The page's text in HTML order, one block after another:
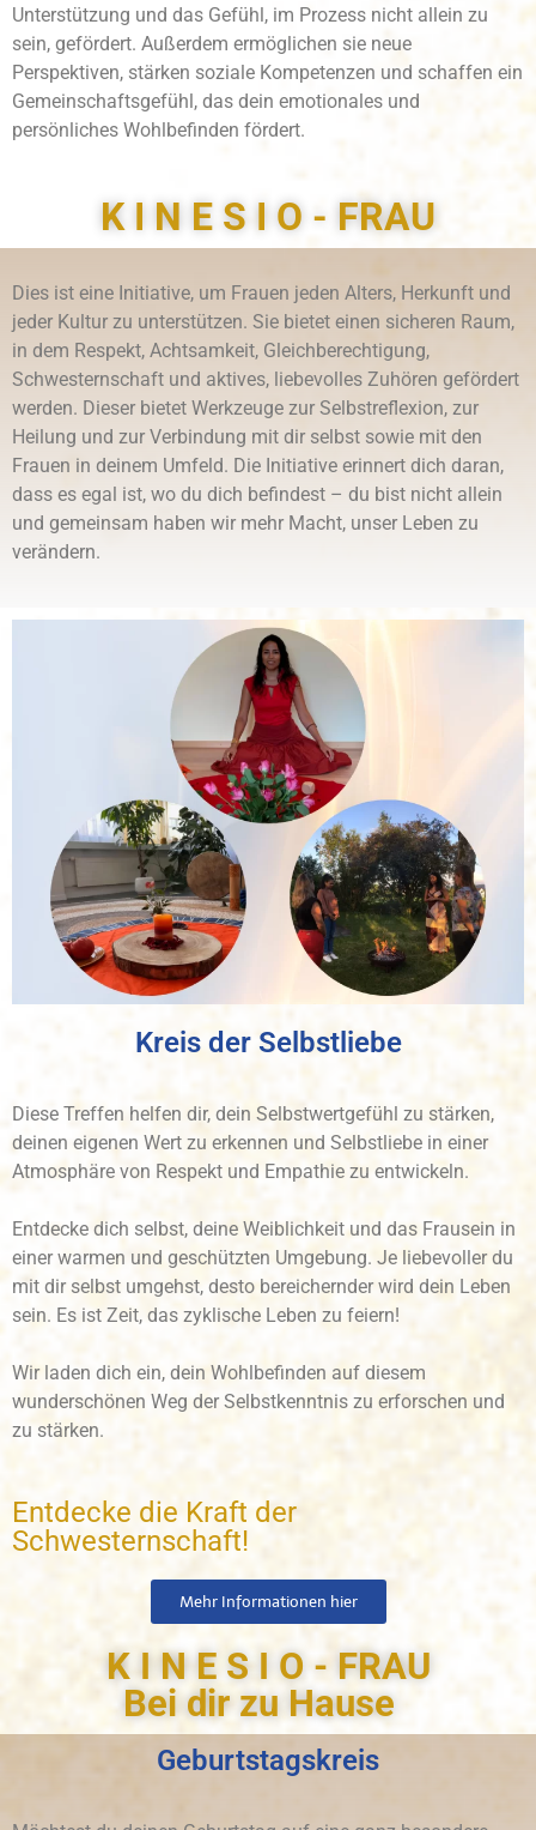
Unterstützung und das Gefühl, im Prozess nicht allein zu
sein, gefördert. Außerdem ermöglichen sie neue
Perspektiven, stärken soziale Kompetenzen und schaffen ein
Gemeinschaftsgefühl, das dein emotionales und
persönliches Wohlbefinden fördert.
K I N E S I O - FRAU
Dies ist eine Initiative, um Frauen jeden Alters, Herkunft und
jeder Kultur zu unterstützen. Sie bietet einen sicheren Raum,
in dem Respekt, Achtsamkeit, Gleichberechtigung,
Schwesternschaft und aktives, liebevolles Zuhören gefördert
werden. Dieser bietet Werkzeuge zur Selbstreflexion, zur
Heilung und zur Verbindung mit dir selbst sowie mit den
Frauen in deinem Umfeld. Die Initiative erinnert dich daran,
dass es egal ist, wo du dich befindest – du bist nicht allein
und gemeinsam haben wir mehr Macht, unser Leben zu
verändern.
Kreis der Selbstliebe
Diese Treffen helfen dir, dein Selbstwertgefühl zu stärken,
deinen eigenen Wert zu erkennen und Selbstliebe in einer
Atmosphäre von Respekt und Empathie zu entwickeln.
Entdecke dich selbst, deine Weiblichkeit und das Frausein in
einer warmen und geschützten Umgebung. Je liebevoller du
mit dir selbst umgehst, desto bereichernder wird dein Leben
sein. Es ist Zeit, das zyklische Leben zu feiern!
Wir laden dich ein, dein Wohlbefinden auf diesem
wunderschönen Weg der Selbstkenntnis zu erforschen und
zu stärken.
Entdecke die Kraft der
Schwesternschaft!
Mehr Informationen hier
K I N E S I O - FRAU
Bei dir zu Hause
Geburtstagskreis